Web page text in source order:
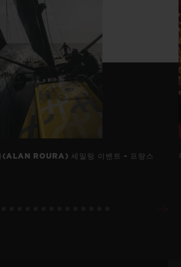
(ALAN ROURA) 세일링 이벤트 - 프랑스